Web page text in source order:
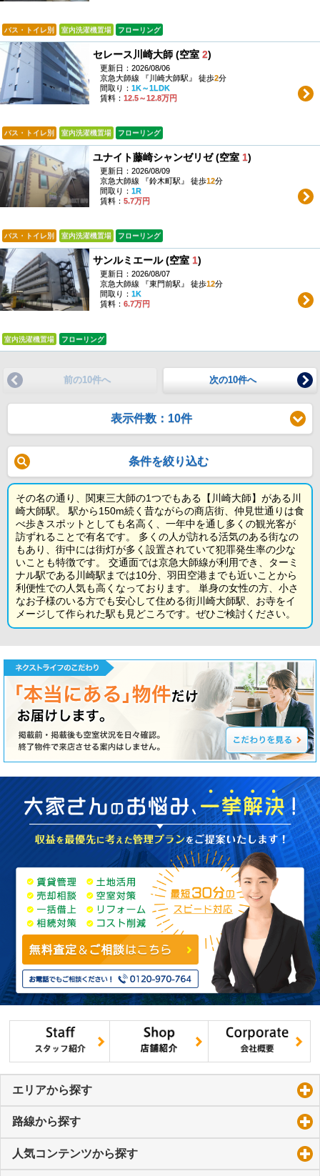
バス・トイレ別 室内洗濯機置場 フローリング
セレース川崎大師 (空室 2)
更新日：2026/08/06
京急大師線 『川崎大師駅』 徒歩2分
間取り： 1K～1LDK
賃料： 12.5～12.8万円
バス・トイレ別 室内洗濯機置場 フローリング
ユナイト藤崎シャンゼリゼ (空室 1)
更新日：2026/08/09
京急大師線 『鈴木町駅』 徒歩12分
間取り： 1R
賃料： 5.7万円
バス・トイレ別 室内洗濯機置場 フローリング
サンルミエール (空室 1)
更新日：2026/08/07
京急大師線 『東門前駅』 徒歩12分
間取り： 1K
賃料： 6.7万円
室内洗濯機置場 フローリング
前の10件へ 次の10件へ
表示件数：10件
条件を絞り込む
その名の通り、関東三大師の1つでもある【川崎大師】がある川
崎大師駅。 駅から150m続く昔ながらの商店街、仲見世通りは食
べ歩きスポットとしても名高く、一年中を通し多くの観光客が
訪ずれることで有名です。 多くの人が訪れる活気のある街なの
もあり、街中には街灯が多く設置されていて犯罪発生率の少な
いことも特徴です。 交通面では京急大師線が利用でき、ターミ
ナル駅である川崎駅までは10分、羽田空港までも近いことから
利便性での人気も高くなっております。 単身の女性の方、小さ
なお子様のいる方でも安心して住める街川崎大師駅、お寺をイ
メージして作られた駅も見どころです。ぜひご検討ください。
エリアから探す
路線から探す
人気コンテンツから探す